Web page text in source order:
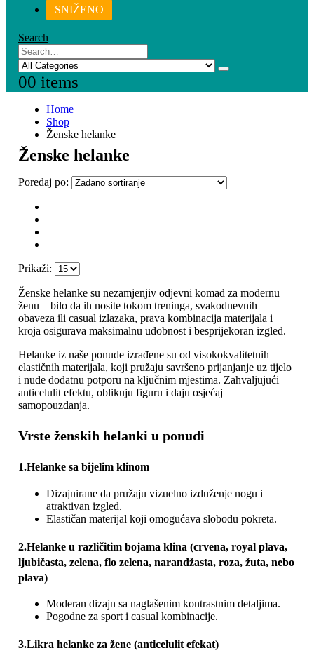
SNIŽENO
Search
00 items
Home
Shop
Ženske helanke
Ženske helanke
Poredaj po:
Prikaži:
Ženske helanke su nezamjenjiv odjevni komad za modernu
ženu – bilo da ih nosite tokom treninga, svakodnevnih
obaveza ili casual izlazaka, prava kombinacija materijala i
kroja osigurava maksimalnu udobnost i besprijekoran izgled.
Helanke iz naše ponude izrađene su od visokokvalitetnih
elastičnih materijala, koji pružaju savršeno prijanjanje uz tijelo
i nude dodatnu potporu na ključnim mjestima. Zahvaljujući
anticelulit efektu, oblikuju figuru i daju osjećaj
samopouzdanja.
Vrste ženskih helanki u ponudi
1.Helanke sa bijelim klinom
Dizajnirane da pružaju vizuelno izduženje nogu i
atraktivan izgled.
Elastičan materijal koji omogućava slobodu pokreta.
2.Helanke u različitim bojama klina (crvena, royal plava,
ljubičasta, zelena, flo zelena, narandžasta, roza, žuta, nebo
plava)
Moderan dizajn sa naglašenim kontrastnim detaljima.
Pogodne za sport i casual kombinacije.
3.Likra helanke za žene (anticelulit efekat)